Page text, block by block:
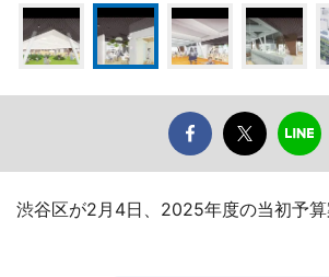
渋谷区が2月4日、2025年度の当初予算